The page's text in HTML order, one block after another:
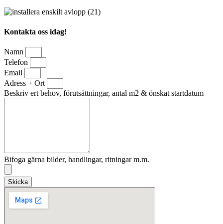
Kontakta oss idag!
Namn
Telefon
Email
Adress + Ort
Beskriv ert behov, förutsättningar, antal m2 & önskat startdatum
Bifoga gärna bilder, handlingar, ritningar m.m.
Skicka